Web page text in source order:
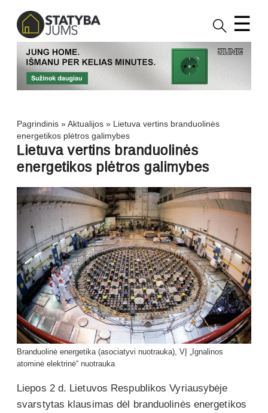
☰
Pagrindinis »Aktualijos » Lietuva vertins branduolinės
energetikos plėtros galimybes
Lietuva vertins branduolinės
energetikos plėtros galimybes
Branduolinė energetika (asociatyvi nuotrauka), VĮ „Ignalinos
atominė elektrinė“ nuotrauka
Liepos 2 d. Lietuvos Respublikos Vyriausybėje
svarstytas klausimas dėl branduolinės energetikos